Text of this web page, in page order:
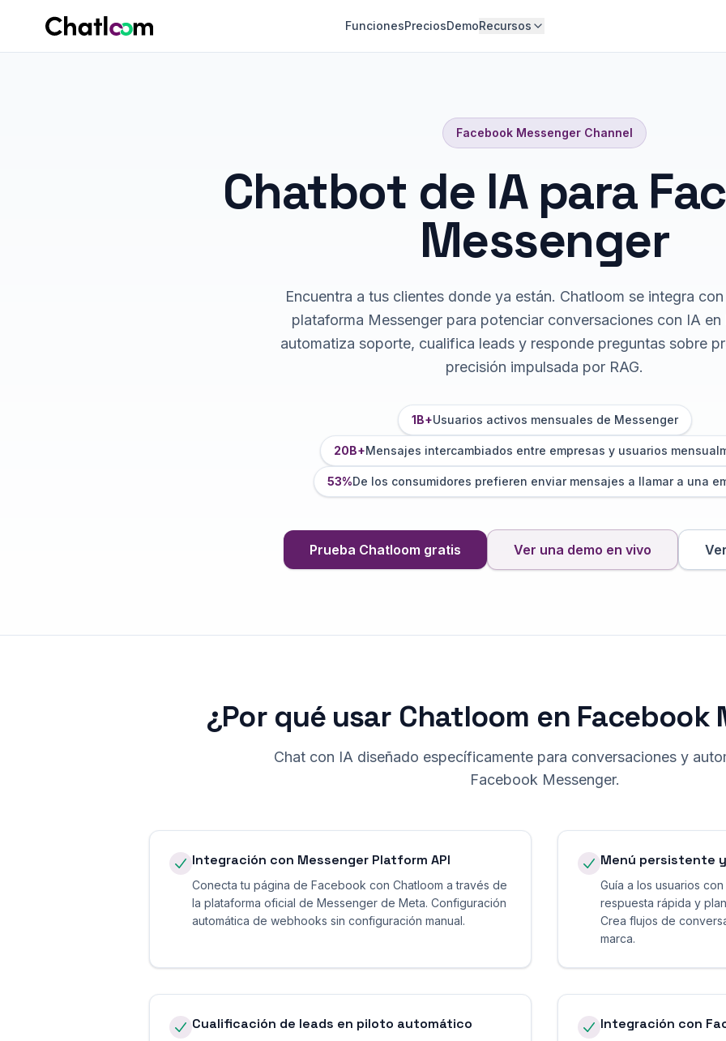
FuncionesPreciosDemoRecursos
Facebook Messenger Channel
Chatbot de IA para
Messenger
Encuentra a tus clientes donde ya están. Chatloom se integra
plataforma Messenger para potenciar conversaciones con IA en
automatiza soporte, cualifica leads y responde preguntas sobre
precisión impulsada por RAG.
1B+Usuarios activos mensuales de Messenger
20B+Mensajes intercambiados entre empresas y usuarios
53%De los consumidores prefieren enviar mensajes a llamar a una
Prueba Chatloom gratis Ver una demo en vivo
¿Por qué usar Chatloom en Facebook
Chat con IA diseñado específicamente para conversaciones y
Facebook Messenger.
Integración con Messenger Platform API
Conecta tu página de Facebook con Chatloom a través de
la plataforma oficial de Messenger de Meta. Configuración
automática de webhooks sin configuración manual.
Menú persistente
Guía a los usuarios
respuesta rápida y
Crea flujos de
marca.
Cualificación de leads en piloto automático Integración con